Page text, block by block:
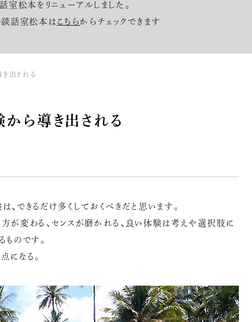
室松本をリニューアルしました。
談話室松本は こちらからチェックできます
き出される
から導き出される
、できるだけ多くしておくべきだと思います。
が変わる、センスが磨かれる、良い体験は考えや選択肢に
ものです。
になる。